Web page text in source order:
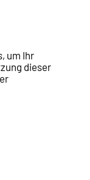
um Ihr
dieser